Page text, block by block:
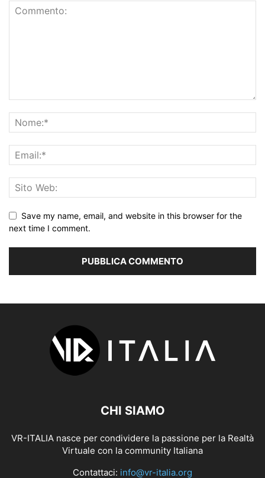
Save my name, email, and website in this browser for the
next time I comment.
CHI SIAMO
VR-ITALIA nasce per condividere la passione per la Realtà
Virtuale con la community Italiana
Contattaci: info@vr-italia.org